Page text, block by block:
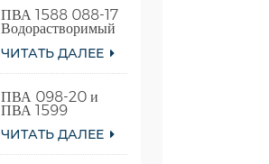
ПВА 1588 088-17
Водорастворимый
поливиниловый
спирт
ЧИТАТЬ ДАЛЕЕ
ПВА 098-20 и
ПВА 1599
ЧИТАТЬ ДАЛЕЕ